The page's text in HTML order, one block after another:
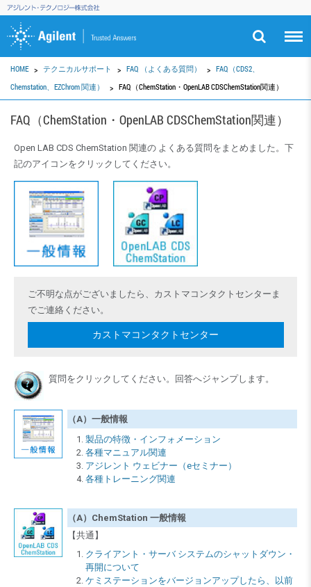
HOME テクニカルサポート FAQ （よくある質問）
FAQ（CDS2、
Chemstation、EZChrom 関連）
FAQ（ChemStation・OpenLAB CDSChemStation関連）
FAQ（ChemStation・OpenLAB CDSChemStation関連）
Open LAB CDS ChemStation 関連の よくある質問をまとめました。下
記のアイコンをクリックしてください。
ご不明な点がございましたら、カストマコンタクトセンターま
でご連絡ください。
カストマコンタクトセンター
質問をクリックしてください。回答へジャンプします。
（A）一般情報
製品の特徴・インフォメーション
各種マニュアル関連
アジレント ウェビナー（eセミナー）
各種トレーニング関連
（A）ChemStation 一般情報
【共通】
クライアント・サーバ システムのシャットダウン・
再開について
ケミステーションをバージョンアップしたら、以前